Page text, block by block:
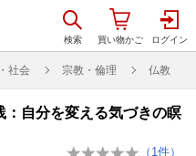
社会 宗教・倫理 仏教
自分を変える気づきの瞑
（ 1件）